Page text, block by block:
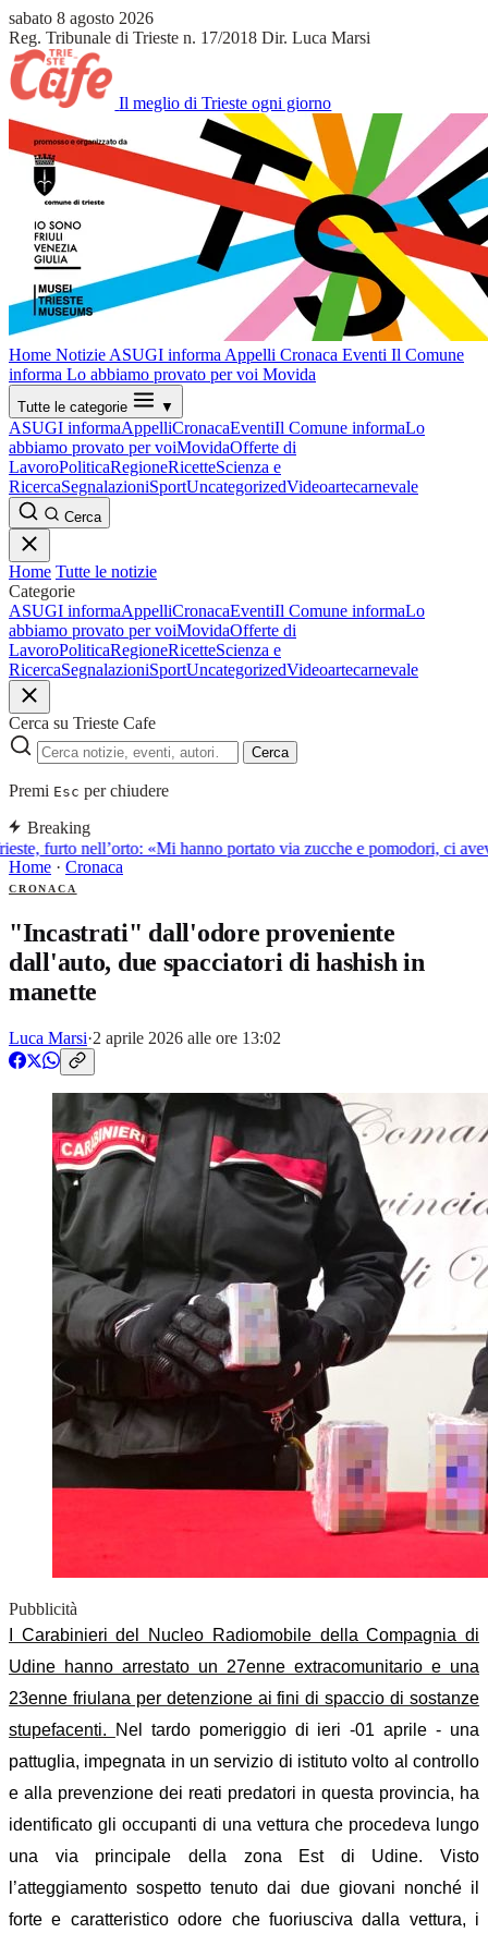
sabato 8 agosto 2026
Reg. Tribunale di Trieste n. 17/2018 Dir. Luca Marsi
Il meglio di Trieste ogni giorno
Home Notizie ASUGI informa Appelli Cronaca Eventi Il Comune
informa Lo abbiamo provato per voi Movida
Tutte le categorie ▼
ASUGI informaAppelliCronacaEventiIl Comune informaLo
abbiamo provato per voiMovidaOfferte di
LavoroPoliticaRegioneRicetteScienza e
RicercaSegnalazioniSportUncategorizedVideoartecarnevale
Cerca
Home Tutte le notizie
Categorie
ASUGI informaAppelliCronacaEventiIl Comune informaLo
abbiamo provato per voiMovidaOfferte di
LavoroPoliticaRegioneRicetteScienza e
RicercaSegnalazioniSportUncategorizedVideoartecarnevale
Cerca su Trieste Cafe
Cerca
Premi Esc per chiudere
Breaking
furto nell’orto: «Mi hanno portato via zucche e pomodori, ci
Home · Cronaca
CRONACA
"Incastrati" dall'odore proveniente
dall'auto, due spacciatori di hashish in
manette
Luca Marsi·2 aprile 2026 alle ore 13:02
Pubblicità
I Carabinieri del Nucleo Radiomobile della Compagnia di
Udine hanno arrestato un 27enne extracomunitario e una
23enne friulana per detenzione ai fini di spaccio di sostanze
stupefacenti.
Nel tardo pomeriggio di ieri -01 aprile - una
pattuglia, impegnata in un servizio di istituto volto al controllo
e alla prevenzione dei reati predatori in questa provincia, ha
identificato gli occupanti di una vettura che procedeva lungo
una via principale della zona Est di Udine. Visto
l’atteggiamento sospetto tenuto dai due giovani nonché il
forte e caratteristico odore che fuoriusciva dalla vettura, i